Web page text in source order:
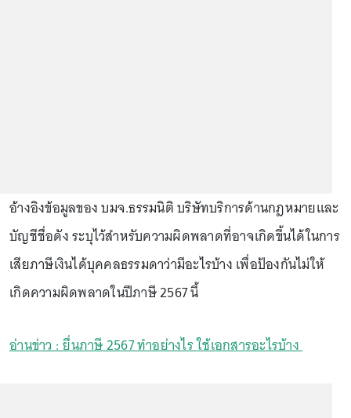
อ้างอิงข้อมูลของ บมจ.ธรรมนิติ บริษัทบริการด้านกฎหมายและ
บัญชีชื่อดัง ระบุไว้สำหรับความผิดพลาดที่อาจเกิดขึ้นได้ในการ
เสียภาษีเงินได้บุคคลธรรมดาว่ามีอะไรบ้าง เพื่อป้องกันไม่ให้
เกิดความผิดพลาดในปีภาษี 2567 นี้
อ่านข่าว : ยื่นภาษี 2567 ทำอย่างไร ใช้เอกสารอะไรบ้าง